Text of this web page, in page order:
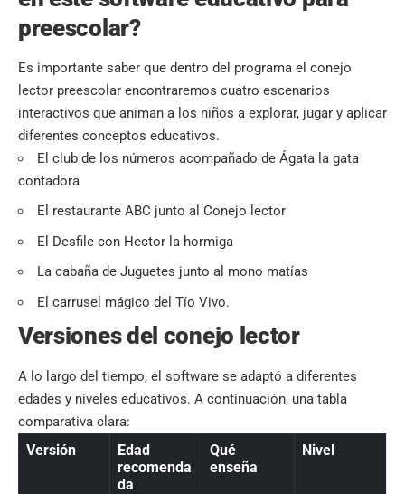
preescolar?
Es importante saber que dentro del programa el conejo
lector preescolar encontraremos cuatro escenarios
interactivos que animan a los niños a explorar, jugar y aplicar
diferentes conceptos educativos.
El club de los números acompañado de Ágata la gata
contadora
El restaurante ABC junto al Conejo lector
El Desfile con Hector la hormiga
La cabaña de Juguetes junto al mono matías
El carrusel mágico del Tío Vivo.
Versiones del conejo lector
A lo largo del tiempo, el software se adaptó a diferentes
edades y niveles educativos. A continuación, una tabla
comparativa clara:
Versión
Edad
recomenda
da
Qué
enseña
Nivel